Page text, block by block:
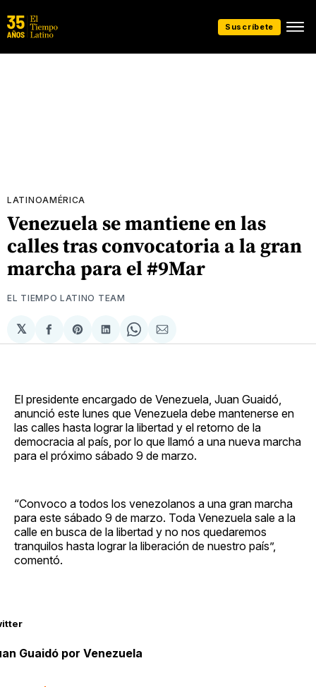
Suscríbete
LATINOAMÉRICA
Venezuela se mantiene en las
calles tras convocatoria a la gran
marcha para el #9Mar
EL TIEMPO LATINO TEAM
𝕏
Compartir
en
Share
on
Compartir
en
Share
on
Compartir
via
El presidente encargado de Venezuela, Juan Guaidó,
anunció este lunes que Venezuela debe mantenerse en
las calles hasta lograr la libertad y el retorno de la
democracia al país, por lo que llamó a una nueva marcha
para el próximo sábado 9 de marzo.
“Convoco a todos los venezolanos a una gran marcha
para este sábado 9 de marzo. Toda Venezuela sale a la
calle en busca de la libertad y no nos quedaremos
tranquilos hasta lograr la liberación de nuestro país”,
comentó.
Guaidó por Venezuela